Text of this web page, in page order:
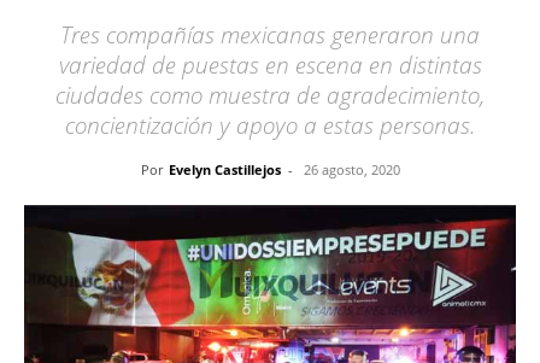
Tres compañías mexicanas generaron una
variedad de puestas en escena en distintas
ciudades como muestra de agradecimiento,
concientización y apoyo a estas personas.
Por Evelyn Castillejos - 26 agosto, 2020